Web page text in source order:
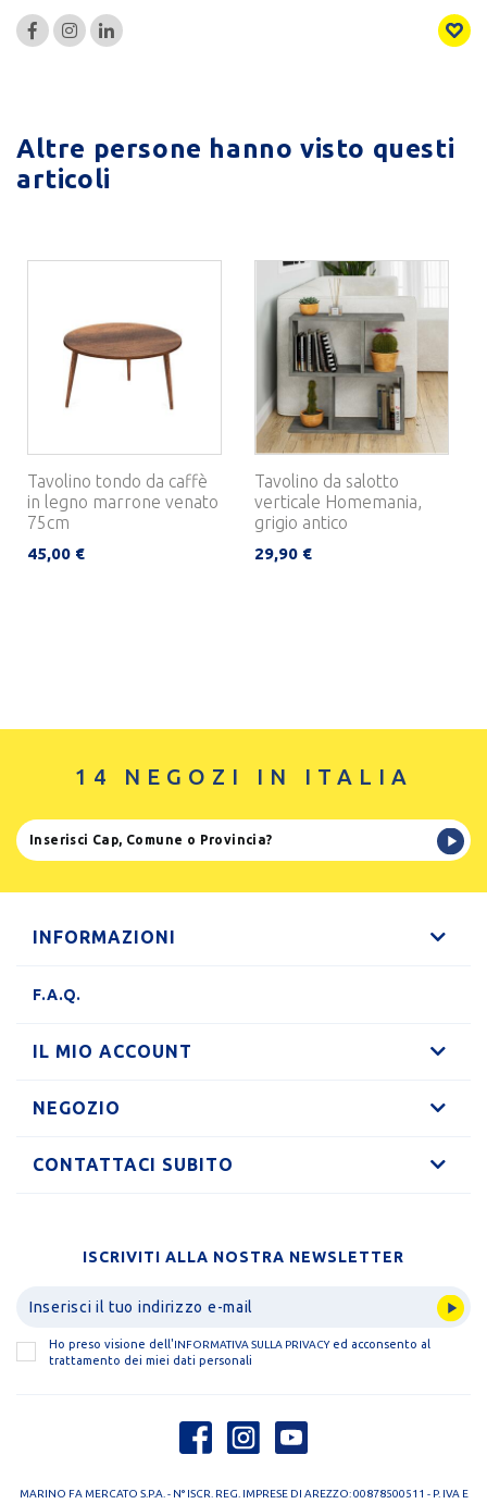
Altre persone hanno visto questi
articoli
Tavolino tondo da caffè
in legno marrone venato
75cm
45,00 €
Tavolino da salotto
verticale Homemania,
grigio antico
29,90 €
14 NEGOZI IN ITALIA
INFORMAZIONI
F.A.Q.
IL MIO ACCOUNT
NEGOZIO
CONTATTACI SUBITO
ISCRIVITI ALLA NOSTRA NEWSLETTER
Ho preso visione dell'INFORMATIVA SULLA PRIVACYed acconsento al
trattamento dei miei dati personali
MARINO FA MERCATO S.P.A. - N° ISCR. REG. IMPRESE DI AREZZO: 00878500511 - P. IVA E